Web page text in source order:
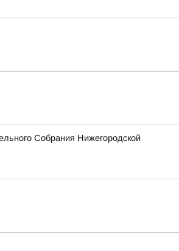
Собрания Нижегородской